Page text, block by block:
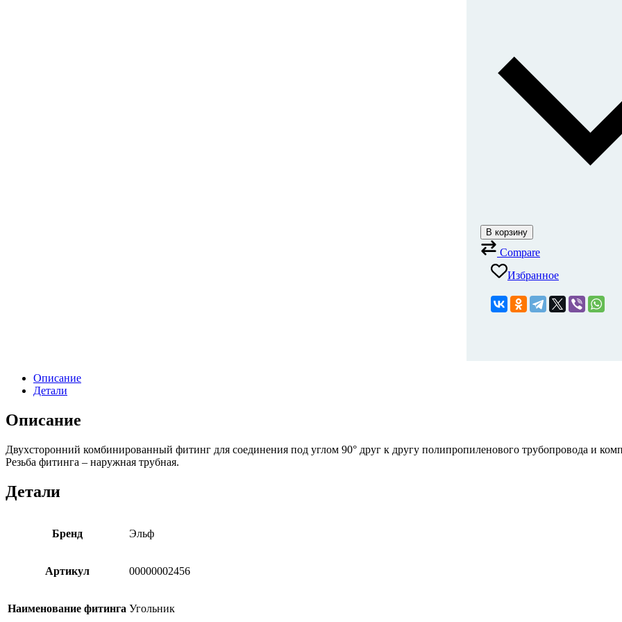
В корзину
Compare
Избранное
Описание
Детали
Описание
Двухсторонний комбинированный фитинг для соединения под углом 90° друг к другу полипропиленового трубопровода и
Резьба фитинга – наружная трубная.
Детали
Бренд Эльф
Артикул 00000002456
Наименование фитинга Угольник